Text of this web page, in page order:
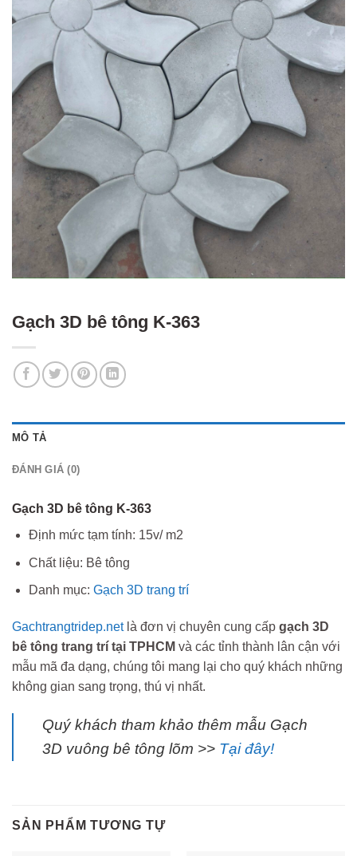
Gạch 3D bê tông K-363
MÔ TẢ
ĐÁNH GIÁ (0)
Gạch 3D bê tông K-363
Định mức tạm tính: 15v/ m2
Chất liệu: Bê tông
Danh mục: Gạch 3D trang trí
Gachtrangtridep.netlà đơn vị chuyên cung cấp gạch 3D
bê tông trang trí tại TPHCM và các tỉnh thành lân cận với
mẫu mã đa dạng, chúng tôi mang lại cho quý khách những
không gian sang trọng, thú vị nhất.
Quý khách tham khảo thêm mẫu Gạch
3D vuông bê tông lõm >> Tại đây!
SẢN PHẨM TƯƠNG TỰ